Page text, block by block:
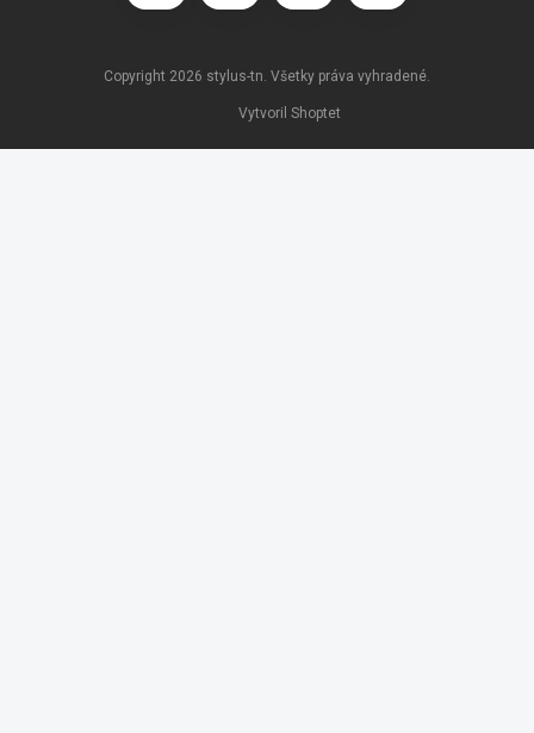
Vytvoril Shoptet
Copyright 2026 stylus-tn . Všetky práva vyhradené.